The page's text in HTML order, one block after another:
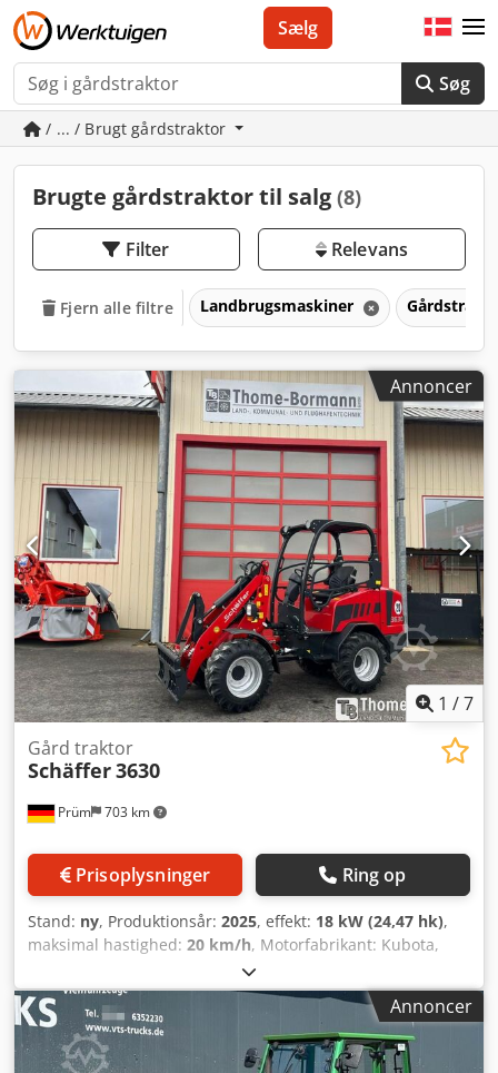
Søg
Sælg
/ ... / Brugt gårdstraktor
Brugte gårdstraktor til salg (8)
Filter Relevans
Fjern alle filtre Landbrugsmaskiner
Annoncer
1 /7
Prüm 703 km
Gård traktor
Schäffer3630
Prisoplysninger Ring op
Stand: ny, Produktionsår: 2025, effekt: 18 kW (24,47 hk),
maksimal hastighed: 20 km/h, Motorfabrikant: Kubota,
Motortype: Diesel. Schäffer-læsser, type 3630 med ROPS-
førerbeskyttelsestag. Kubota-dieselmotor D1703M-DI, 18
kW = 25 hk. Bagvægt-endebeslag, hydraulisk værktøjslås,
stabiliseringssystem, hydraulisk højhastighedsfunktion 20
km/t. Inklusive driftsvejledning. Særligt udstyr: -
Annoncer